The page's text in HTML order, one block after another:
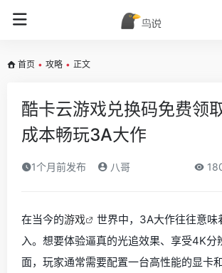
首页 • 攻略 • 正文
酷卡云游戏兑换码免费领
成本畅玩3A大作
1个月前发布 八哥
在当今的游戏
世界中，3A大作往往意味
入。想要体验逼真的光追效果、享受4K分
面，玩家通常需要配置一台高性能的显卡